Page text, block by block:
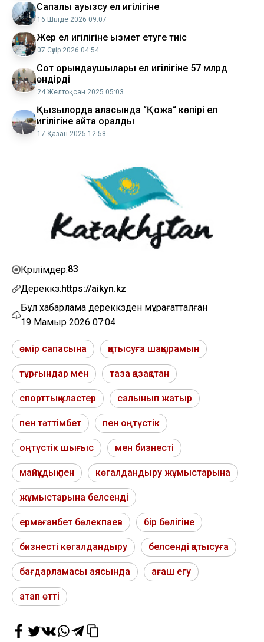
Сапалы ауызсу ел игілігіне
16 Шілде 2026 09:07
Жер ел игілігіне қызмет етуге тиіс
07 Сәуір 2026 04:54
Сот орындаушылары ел игілігіне 57 млрд
өндірді
24 Желтоқсан 2025 05:03
Қызылорда қаласында “Қожақ“ көпірі ел
игілігіне қайта оралды
17 Қазан 2025 12:58
Көрілімдер:83
Дереккөз:https://aikyn.kz
Бұл хабарлама дереккөзден мұрағатталған
19 Мамыр 2026 07:04
өмір сапасына қатысуға шақырамын
тұрғындар мен таза қазақстан
спорттық кластер салынып жатыр
пен тәттімбет пен оңтүстік
оңтүстік шығыс мен бизнесті
майқұдық пен көгалдандыру жұмыстарына
жұмыстарына белсенді
ермағанбет бөлекпаев бір бөлігіне
бизнесті көгалдандыру белсенді қатысуға
бағдарламасы аясында ағаш егу
атап өтті